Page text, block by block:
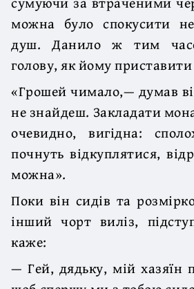
можна було спокусити
душ. Данило ж тим
голову, як йому
«Грошей чимало,— думав
не знайдеш. Закладати
очевидно, вигідна:
почнуть відкуплятися,
можна».
Поки він сидів та
інший чорт виліз,
каже:
— Гей, дядьку, мій хазяїн